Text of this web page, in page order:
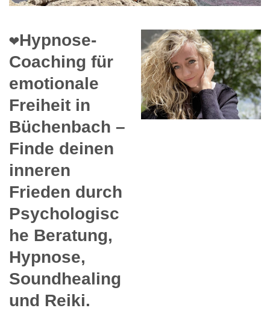
❤️Hypnose-
Coaching für
emotionale
Freiheit in
Büchenbach –
Finde deinen
inneren
Frieden durch
Psychologisc
he Beratung,
Hypnose,
Soundhealing
und Reiki.